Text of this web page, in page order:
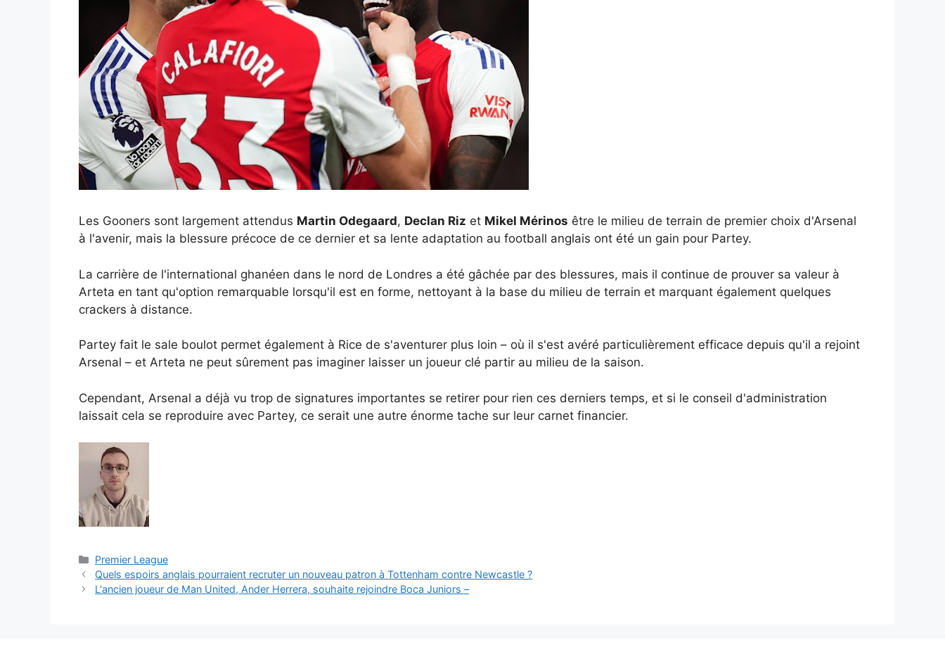
Les Gooners sont largement attendus Martin Odegaard, Declan Riz et Mikel Mérinos être le milieu de terrain de premier choix d'Arsenal
à l'avenir, mais la blessure précoce de ce dernier et sa lente adaptation au football anglais ont été un gain pour Partey.
La carrière de l'international ghanéen dans le nord de Londres a été gâchée par des blessures, mais il continue de prouver sa valeur à
Arteta en tant qu'option remarquable lorsqu'il est en forme, nettoyant à la base du milieu de terrain et marquant également quelques
crackers à distance.
Partey fait le sale boulot permet également à Rice de s'aventurer plus loin – où il s'est avéré particulièrement efficace depuis qu'il a rejoint
Arsenal – et Arteta ne peut sûrement pas imaginer laisser un joueur clé partir au milieu de la saison.
Cependant, Arsenal a déjà vu trop de signatures importantes se retirer pour rien ces derniers temps, et si le conseil d'administration
laissait cela se reproduire avec Partey, ce serait une autre énorme tache sur leur carnet financier.
Catégories
Premier League
Quels espoirs anglais pourraient recruter un nouveau patron à Tottenham contre Newcastle ?
L'ancien joueur de Man United, Ander Herrera, souhaite rejoindre Boca Juniors –